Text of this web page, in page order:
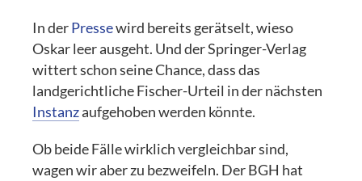
In derPressewird bereits gerätselt, wieso
Oskar leer ausgeht. Und der Springer-Verlag
wittert schon seine Chance, dass das
landgerichtliche Fischer-Urteil in der nächsten
Instanzaufgehoben werden könnte.
Ob beide Fälle wirklich vergleichbar sind,
wagen wir aber zu bezweifeln. Der BGH hat